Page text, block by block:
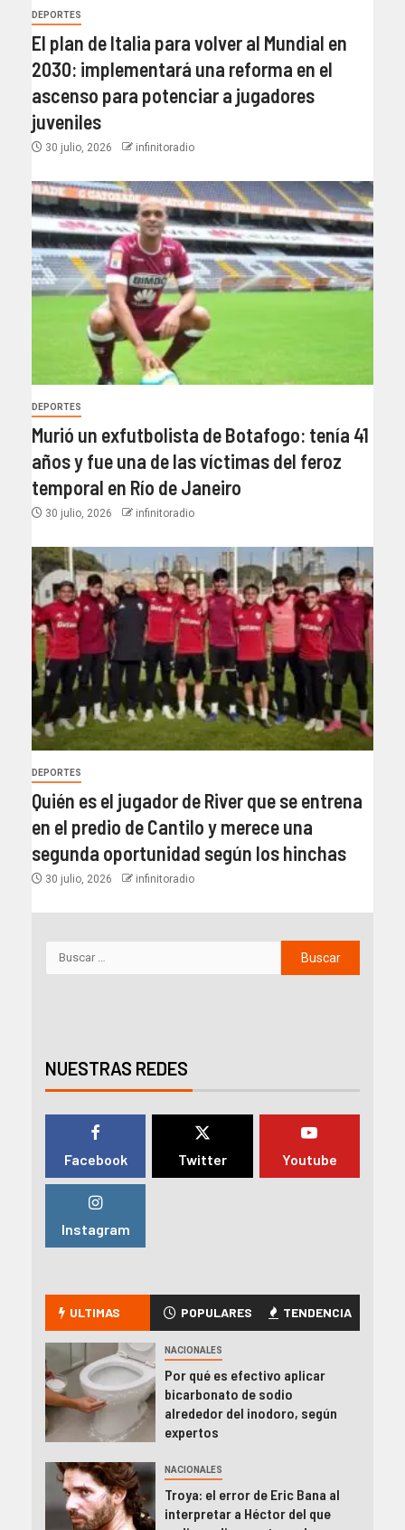
DEPORTES
El plan de Italia para volver al Mundial en
2030: implementará una reforma en el
ascenso para potenciar a jugadores
juveniles
30 julio, 2026 infinitoradio
DEPORTES
Murió un exfutbolista de Botafogo: tenía 41
años y fue una de las víctimas del feroz
temporal en Río de Janeiro
30 julio, 2026 infinitoradio
DEPORTES
Quién es el jugador de River que se entrena
en el predio de Cantilo y merece una
segunda oportunidad según los hinchas
30 julio, 2026 infinitoradio
NUESTRAS REDES
Facebook Twitter Youtube
Instagram
ULTIMAS POPULARES TENDENCIA
NACIONALES
Por qué es efectivo aplicar
bicarbonato de sodio
alrededor del inodoro, según
expertos
NACIONALES
Troya: el error de Eric Bana al
interpretar a Héctor del que